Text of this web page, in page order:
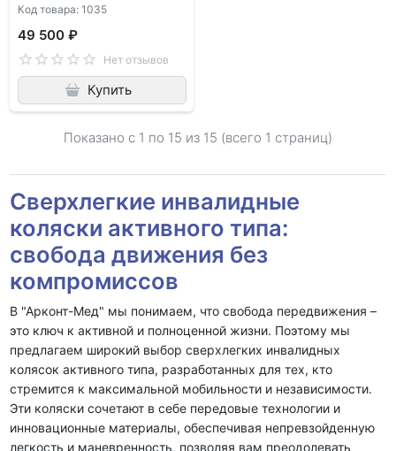
Код товара: 1035
49 500 ₽
Нет отзывов
Купить
Показано с 1 по 15 из 15 (всего 1 страниц)
Сверхлегкие инвалидные
коляски активного типа:
свобода движения без
компромиссов
В "Арконт-Мед" мы понимаем, что свобода передвижения –
это ключ к активной и полноценной жизни. Поэтому мы
предлагаем широкий выбор сверхлегких инвалидных
колясок активного типа, разработанных для тех, кто
стремится к максимальной мобильности и независимости.
Эти коляски сочетают в себе передовые технологии и
инновационные материалы, обеспечивая непревзойденную
легкость и маневренность, позволяя вам преодолевать